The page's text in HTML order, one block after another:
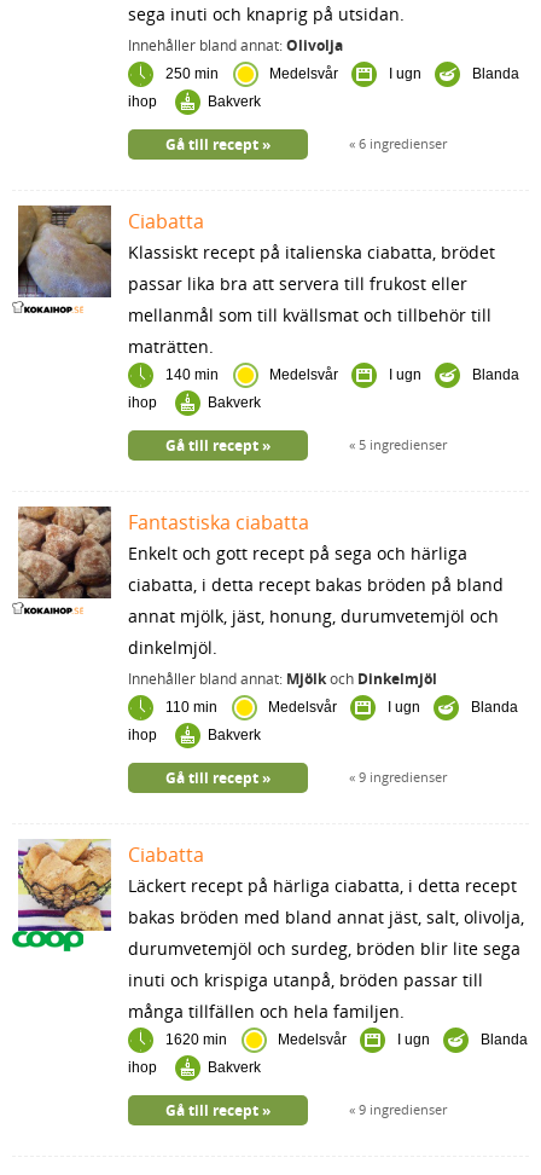
sega inuti och knaprig på utsidan.
Innehåller bland annat:Olivolja
250 min Medelsvår I ugn
Blanda
ihop
Bakverk
6 ingredienser
Gå till recept
Ciabatta
Klassiskt recept på italienska ciabatta, brödet
passar lika bra att servera till frukost eller
mellanmål som till kvällsmat och tillbehör till
maträtten.
140 min Medelsvår I ugn
Blanda
ihop
Bakverk
5 ingredienser
Gå till recept
Fantastiska ciabatta
Enkelt och gott recept på sega och härliga
ciabatta, i detta recept bakas bröden på bland
annat mjölk, jäst, honung, durumvetemjöl och
dinkelmjöl.
Innehåller bland annat: Mjölkoch Dinkelmjöl
110 min Medelsvår I ugn
Blanda
ihop
Bakverk
9 ingredienser
Gå till recept
Ciabatta
Läckert recept på härliga ciabatta, i detta recept
bakas bröden med bland annat jäst, salt, olivolja,
durumvetemjöl och surdeg, bröden blir lite sega
inuti och krispiga utanpå, bröden passar till
många tillfällen och hela familjen.
1620 min Medelsvår I ugn
Blanda
ihop
Bakverk
9 ingredienser
Gå till recept